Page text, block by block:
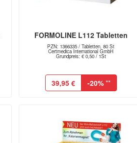
FORMOLINE L112 Tabletten
PZN: 1366335 / Tabletten, 80 St
Certmedica International GmbH
Grundpreis: € 0,50 / 1St
39,95 € -20%**